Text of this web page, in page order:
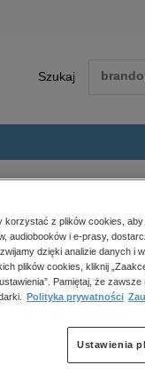
Szukaj
polityka,
psychologiczne
inne
popularno-
historia
zdrowie
religie
uniknięcia
korzystać z plików cookies,
audiobooków i e-prasy,
dzięki analizie danych i
plików cookies, kliknij
ustawienia”. Pamiętaj, że
Polityka prywatności
Ustawienia